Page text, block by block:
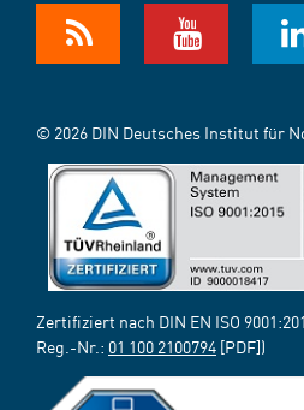
© 2026 DIN Deutsches Institut für
Zertifiziert nach DIN EN ISO
Reg.-Nr.: 01 100 2100794 [PDF])